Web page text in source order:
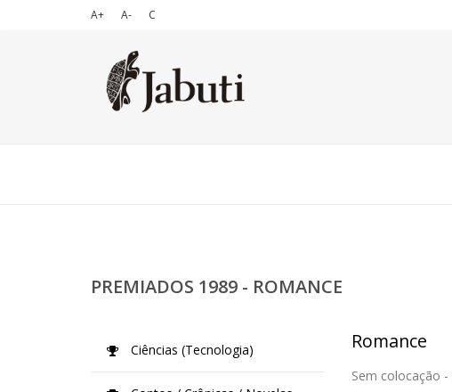
A+ A- C
PREMIADOS 1989 - ROMANCE
Romance
Sem colocação -
Ciências (Tecnologia)